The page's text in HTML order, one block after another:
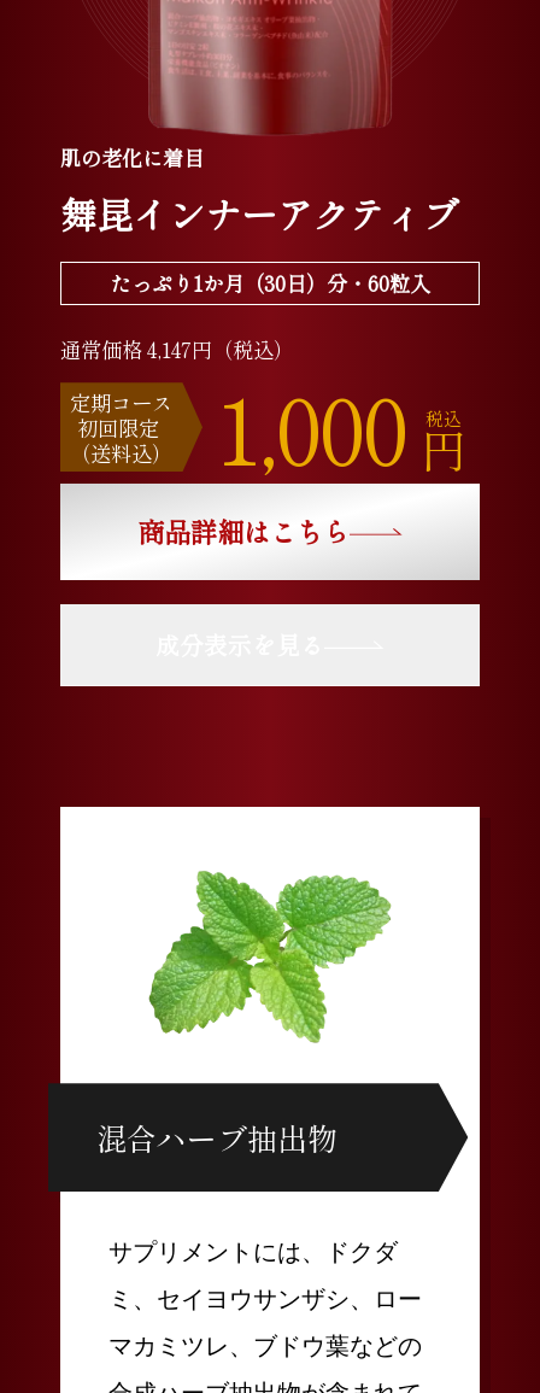
肌の老化に着目
舞昆インナーアクティブ
たっぷり1か月（30日）分・60粒入
通常価格 4,147円（税込）
定期コース
初回限定
（送料込）
1,000 円
税込
商品詳細はこちら
混合ハーブ抽出物
サプリメントには、ドクダ
ミ、セイヨウサンザシ、ロー
マカミツレ、ブドウ葉などの